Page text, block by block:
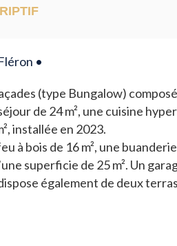
•
(type Bungalow)
de 24 m², une cuisine
installée en 2023.
à bois de 16 m², une
superficie de 25 m². Un
également de deux